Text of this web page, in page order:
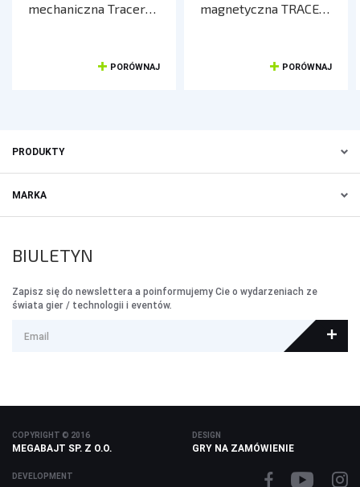
mechaniczna Tracer
PORÓWNAJ
magnetyczna TRACER
PORÓWNAJ
PRODUKTY
MARKA
BIULETYN
Zapisz się do newslettera a poinformujemy Cie o wydarzeniach ze
świata gier / technologii i eventów.
COPYRIGHT © 2016
MEGABAJT SP. Z O.O.
DESIGN
GRY NA ZAMÓWIENIE
DEVELOPMENT